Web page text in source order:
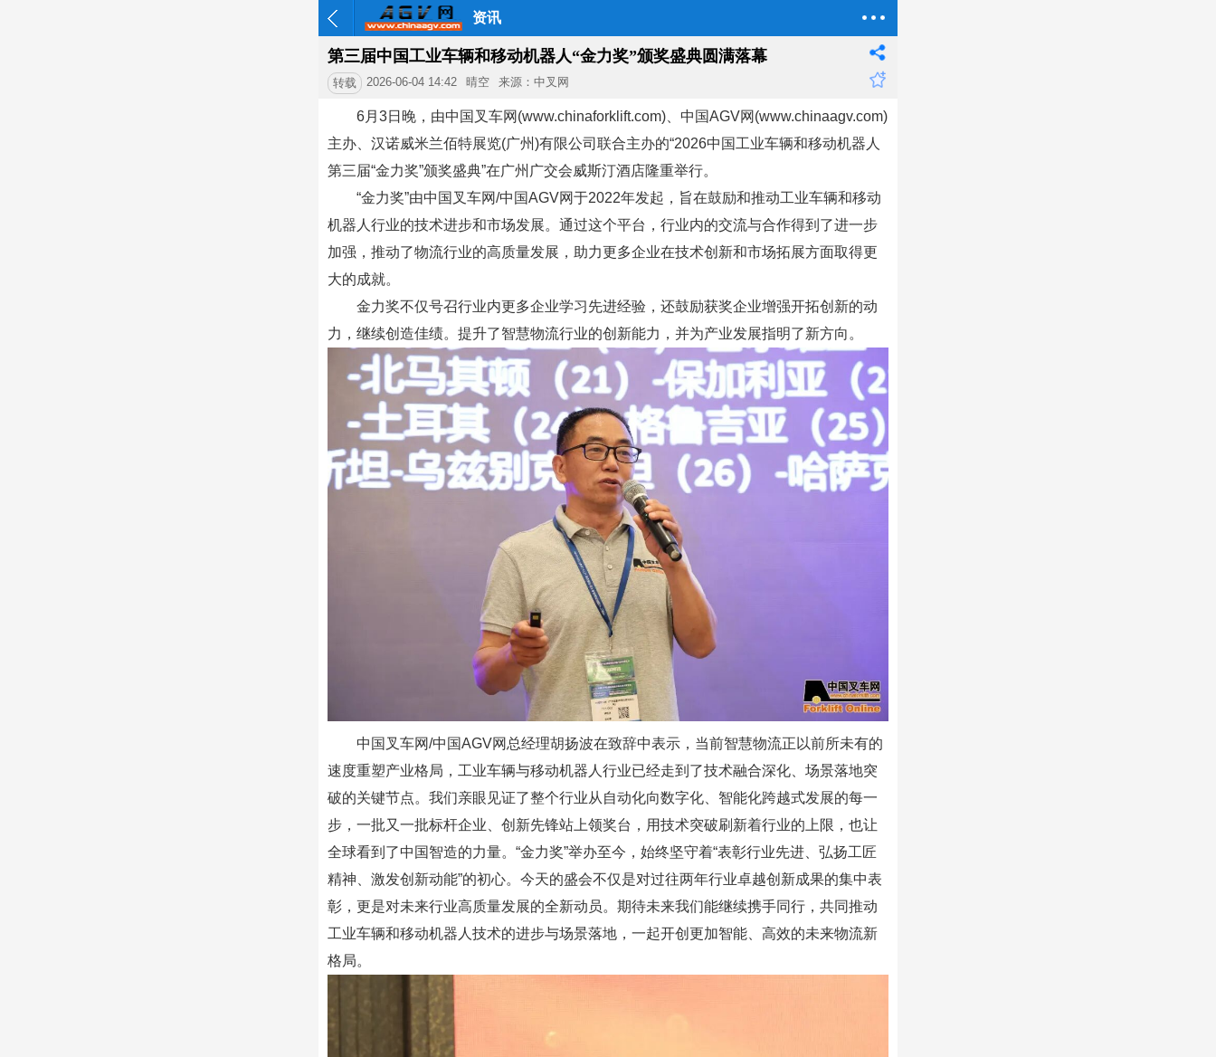
资讯
第三届中国工业车辆和移动机器人“金力奖”颁奖盛典圆满落幕
转载 2026-06-04 14:42 晴空 来源：中叉网
6月3日晚，由中国叉车网(www.chinaforklift.com)、中国AGV网(www.chinaagv.com)
主办、汉诺威米兰佰特展览(广州)有限公司联合主办的“2026中国工业车辆和移动机器人
第三届“金力奖”颁奖盛典”在广州广交会威斯汀酒店隆重举行。
“金力奖”由中国叉车网/中国AGV网于2022年发起，旨在鼓励和推动工业车辆和移动
机器人行业的技术进步和市场发展。通过这个平台，行业内的交流与合作得到了进一步
加强，推动了物流行业的高质量发展，助力更多企业在技术创新和市场拓展方面取得更
大的成就。
金力奖不仅号召行业内更多企业学习先进经验，还鼓励获奖企业增强开拓创新的动
力，继续创造佳绩。提升了智慧物流行业的创新能力，并为产业发展指明了新方向。
中国叉车网/中国AGV网总经理胡扬波在致辞中表示，当前智慧物流正以前所未有的
速度重塑产业格局，工业车辆与移动机器人行业已经走到了技术融合深化、场景落地突
破的关键节点。我们亲眼见证了整个行业从自动化向数字化、智能化跨越式发展的每一
步，一批又一批标杆企业、创新先锋站上领奖台，用技术突破刷新着行业的上限，也让
全球看到了中国智造的力量。“金力奖”举办至今，始终坚守着“表彰行业先进、弘扬工匠
精神、激发创新动能”的初心。今天的盛会不仅是对过往两年行业卓越创新成果的集中表
彰，更是对未来行业高质量发展的全新动员。期待未来我们能继续携手同行，共同推动
工业车辆和移动机器人技术的进步与场景落地，一起开创更加智能、高效的未来物流新
格局。